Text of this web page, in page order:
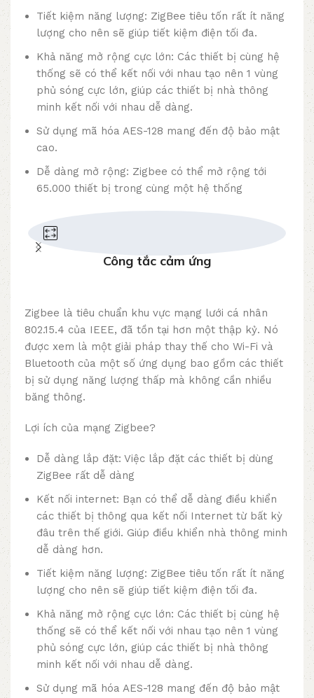
Tiết kiệm năng lượng: ZigBee tiêu tốn rất ít năng
lượng cho nên sẽ giúp tiết kiệm điện tối đa.
Khả năng mở rộng cực lớn: Các thiết bị cùng hệ
thống sẽ có thể kết nối với nhau tạo nên 1 vùng
phủ sóng cực lớn, giúp các thiết bị nhà thông
minh kết nối với nhau dễ dàng.
Sử dụng mã hóa AES-128 mang đến độ bảo mật
cao.
Dễ dàng mở rộng: Zigbee có thể mở rộng tới
65.000 thiết bị trong cùng một hệ thống
Công tắc cảm ứng
Zigbee là tiêu chuẩn khu vực mạng lưới cá nhân
802.15.4 của IEEE, đã tồn tại hơn một thập kỷ. Nó
được xem là một giải pháp thay thế cho Wi-Fi và
Bluetooth của một số ứng dụng bao gồm các thiết
bị sử dụng năng lượng thấp mà không cần nhiều
băng thông.
Lợi ích của mạng Zigbee?
Dễ dàng lắp đặt: Việc lắp đặt các thiết bị dùng
ZigBee rất dễ dàng
Kết nối internet: Bạn có thể dễ dàng điều khiển
các thiết bị thông qua kết nối Internet từ bất kỳ
đâu trên thế giới. Giúp điều khiển nhà thông minh
dễ dàng hơn.
Tiết kiệm năng lượng: ZigBee tiêu tốn rất ít năng
lượng cho nên sẽ giúp tiết kiệm điện tối đa.
Khả năng mở rộng cực lớn: Các thiết bị cùng hệ
thống sẽ có thể kết nối với nhau tạo nên 1 vùng
phủ sóng cực lớn, giúp các thiết bị nhà thông
minh kết nối với nhau dễ dàng.
Sử dụng mã hóa AES-128 mang đến độ bảo mật